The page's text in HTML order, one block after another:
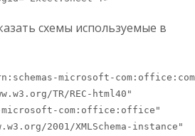
схемы используемые в
microsoft-
TR/REC-html40"
microsoft-com:office:office"
2001/XMLSchema-instance"